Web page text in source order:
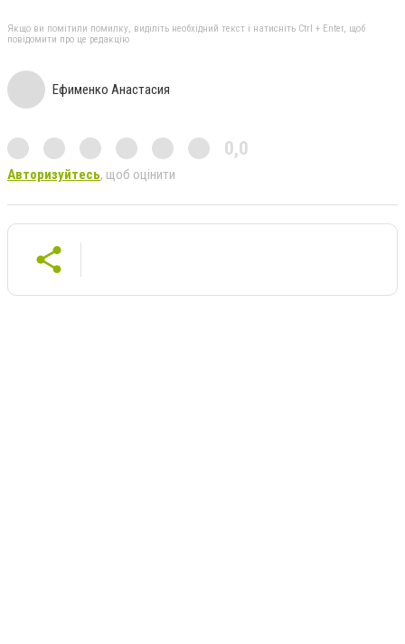
Якщо ви помітили помилку, виділіть необхідний текст і натисніть Ctrl + Enter, щоб
повідомити про це редакцію
Ефименко Анастасия
0,0
Авторизуйтесь, щоб оцінити